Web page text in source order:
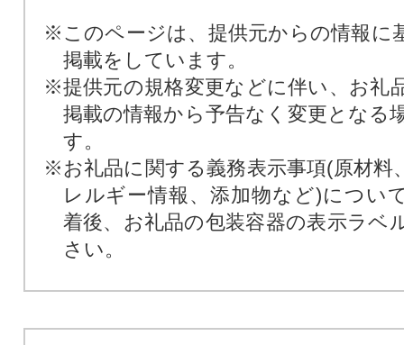
※このページは、提供元からの情報に
掲載をしています。
※提供元の規格変更などに伴い、お礼
掲載の情報から予告なく変更となる
す。
※お礼品に関する義務表示事項(原材料
レルギー情報、添加物など)につい
着後、お礼品の包装容器の表示ラベ
さい。